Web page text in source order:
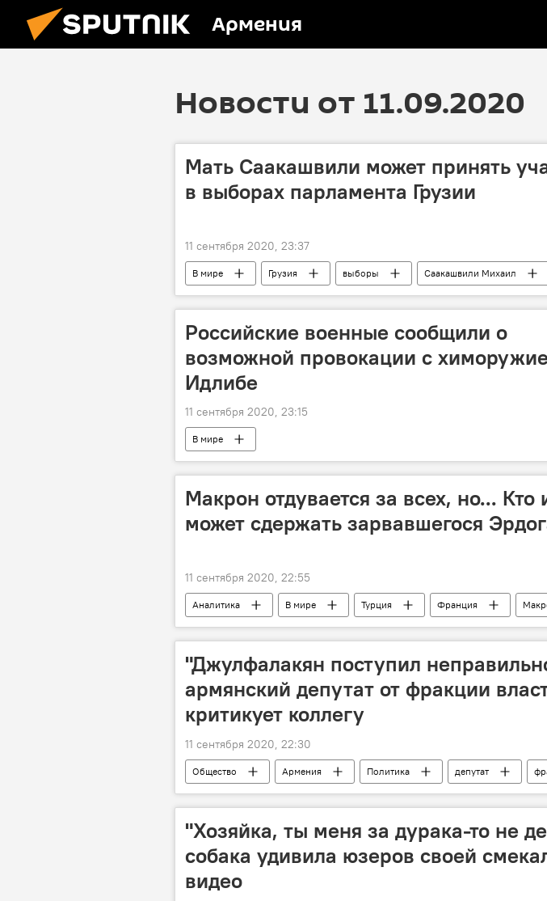
Армения
Новости от 11.09.2020
Мать Саакашвили может принять
в выборах парламента Грузии
11 сентября 2020, 23:37
В мире Грузия выборы Саакашвили Михаил
Российские военные сообщили о
возможной провокации с
Идлибе
11 сентября 2020, 23:15
В мире
Макрон отдувается за всех, но... Кто
может сдержать зарвавшегося
11 сентября 2020, 22:55
Аналитика В мире Турция Франция
"Джулфалакян поступил
армянский депутат от фракции
критикует коллегу
11 сентября 2020, 22:30
Общество Армения Политика депутат
Новости Армения
Арсен Джулфалакян
"Хозяйка, ты меня за дурака-то не
собака удивила юзеров своей
видео